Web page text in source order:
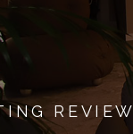
REVIEW